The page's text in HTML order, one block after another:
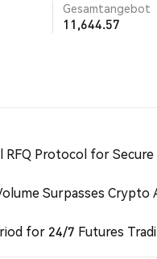
Gesamtangebot
11,644.57
RFQ Protocol for
Surpasses Crypto
for 24/7 Futures